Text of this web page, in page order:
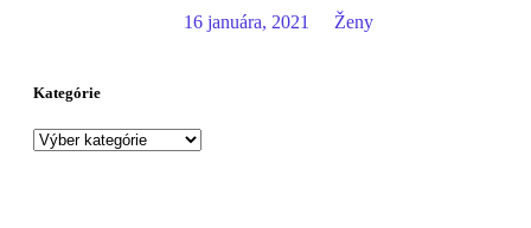
16 januára, 2021 Ženy
Kategórie